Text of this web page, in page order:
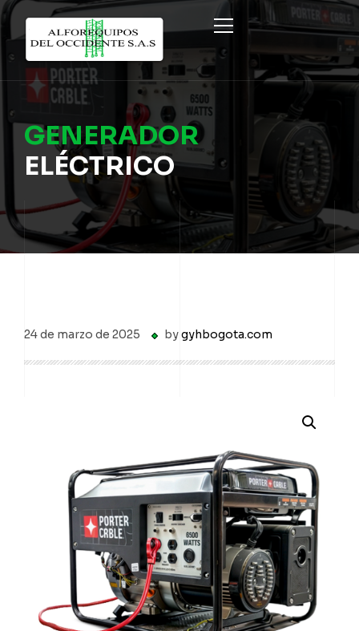
INICIO
PRODUCTOS
SISTEMA ECO FORMWORK
FORMALETAS METÁLICAS Y CIRCULARES
NOSOTROS
PROYECTOS
GENERADOR
ELÉCTRICO
24 de marzo de 2025 bygyhbogota.com